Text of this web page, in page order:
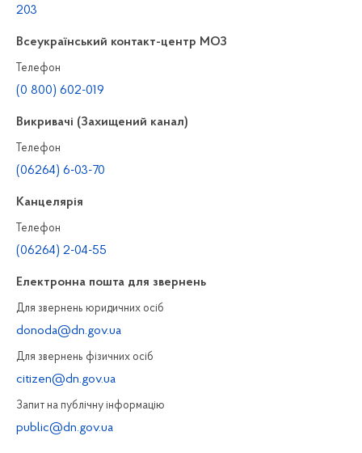
203
Всеукраїнський контакт-центр МОЗ
Телефон
(0 800) 602-019
Викривачі (Захищений канал)
Телефон
(06264) 6-03-70
Канцелярiя
Телефон
(06264) 2-04-55
Електронна пошта для звернень
Для звернень юридичних осiб
donoda@dn.gov.ua
Для звернень фізичних осiб
citizen@dn.gov.ua
Запит на публiчну інформацiю
public@dn.gov.ua